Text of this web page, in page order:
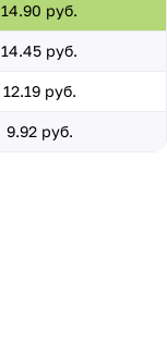
14.90 руб.
14.45 руб.
12.19 руб.
9.92 руб.